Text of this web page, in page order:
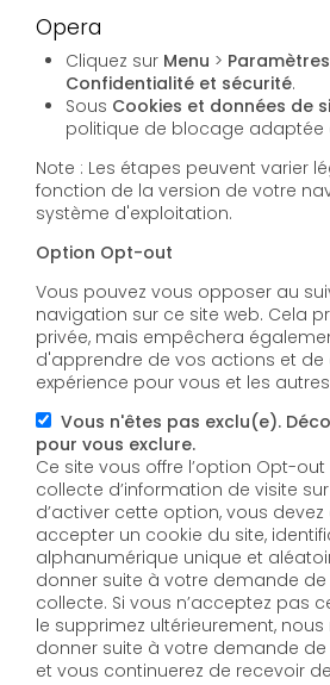
Opera
Cliquez sur Menu > Paramètres
Confidentialité et sécurité.
Sous Cookies et données de
politique de blocage adaptée
Note : Les étapes peuvent varier
fonction de la version de votre
système d'exploitation.
Option Opt-out
Vous pouvez vous opposer au
navigation sur ce site web. Cela
privée, mais empêchera
d'apprendre de vos actions et de
expérience pour vous et les
Vous n'êtes pas exclu(e).
pour vous exclure.
Ce site vous offre l’option Opt-
collecte d’information de visite
d’activer cette option, vous
accepter un cookie du site,
alphanumérique unique et aléatoire, afin
donner suite à votre demande
collecte. Si vous n’acceptez pas
le supprimez ultérieurement,
donner suite à votre demande
et vous continuerez